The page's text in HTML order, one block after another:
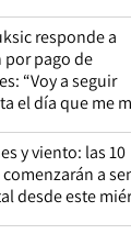
responde a
pago de
“Voy a seguir
el día que me
y viento: las 10
a
desde este